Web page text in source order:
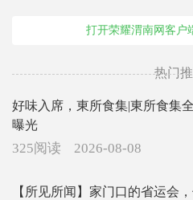
打开荣耀渭南网客户
热门
好味入席，東所食集|東所食集
曝光
325阅读 2026-08-08
【所见所闻】家门口的省运会